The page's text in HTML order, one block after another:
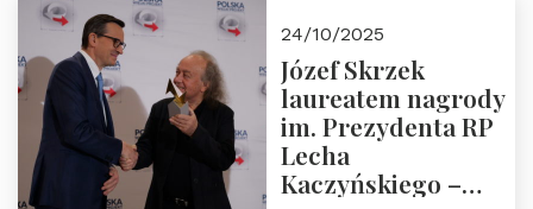
24/10/2025
Józef Skrzek
laureatem nagrody
im. Prezydenta RP
Lecha
Kaczyńskiego –